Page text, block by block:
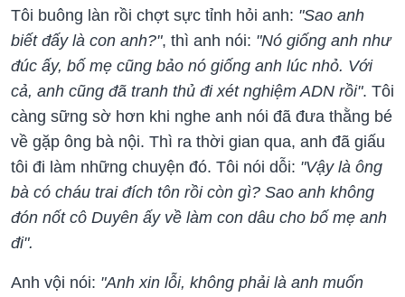
Tôi buông làn rồi chợt sực tỉnh hỏi anh: "Sao anh
biết đấy là con anh?", thì anh nói: "Nó giống anh như
đúc ấy, bố mẹ cũng bảo nó giống anh lúc nhỏ. Với
cả, anh cũng đã tranh thủ đi xét nghiệm ADN rồi". Tôi
càng sững sờ hơn khi nghe anh nói đã đưa thằng bé
về gặp ông bà nội. Thì ra thời gian qua, anh đã giấu
tôi đi làm những chuyện đó. Tôi nói dỗi: "Vậy là ông
bà có cháu trai đích tôn rồi còn gì? Sao anh không
đón nốt cô Duyên ấy về làm con dâu cho bố mẹ anh
đi".
Anh vội nói: "Anh xin lỗi, không phải là anh muốn